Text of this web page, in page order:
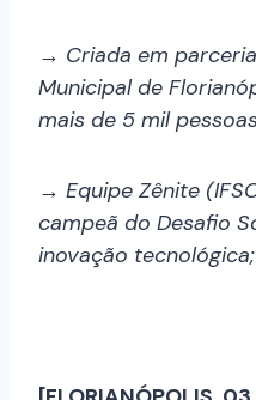
→ Criada em
Municipal de
mais de 5 mil
→ Equipe Zênite
campeã do Desafio
inovação tecnológica;